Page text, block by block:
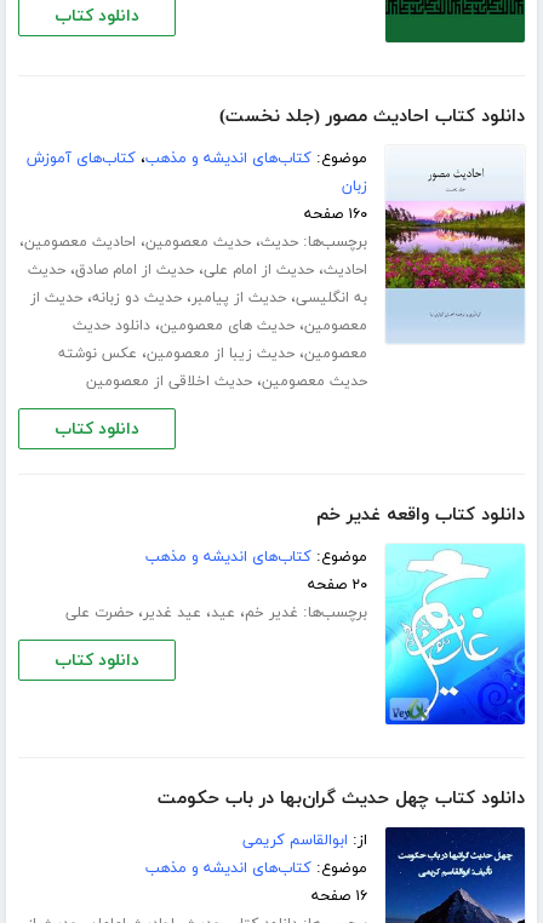
دانلود کتاب
دانلود کتاب احادیث مصور (جلد نخست)
موضوع:کتاب‌های اندیشه و مذهب،کتاب‌های آموزش
زبان
۱۶۰ صفحه
برچسب‌ها:حدیث،حدیث معصومین، احادیث معصومین،
احادیث،حدیث از امام علی،حدیث از امام صادق،حدیث
به انگلیسی،حدیث از پیامبر،حدیث دو زبانه،حدیث از
معصومین،حدیث های معصومین،دانلود حدیث
معصومین،حدیث زیبا از معصومین، عکس نوشته
حدیث معصومین،حدیث اخلاقی از معصومین
دانلود کتاب
دانلود کتاب واقعه غدیر خم
موضوع:کتاب‌های اندیشه و مذهب
۲۰ صفحه
برچسب‌ها: غدیر خم، عید، عید غدیر،حضرت علی
دانلود کتاب
دانلود کتاب چهل حدیث گران‌بها در باب حکومت
از: ابوالقاسم کریمی
موضوع:کتاب‌های اندیشه و مذهب
۱۶ صفحه